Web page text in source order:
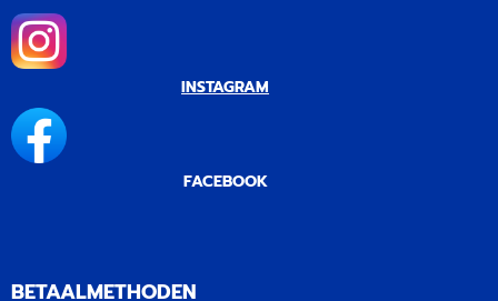
INSTAGRAM
FACEBOOK
BETAALMETHODEN